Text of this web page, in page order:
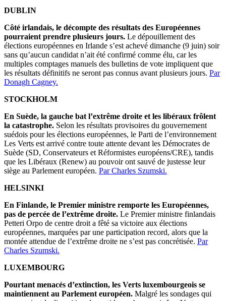
DUBLIN
Côté irlandais, le décompte des résultats des Européennes
pourraient prendre plusieurs jours. Le dépouillement des
élections européennes en Irlande s’est achevé dimanche (9 juin) soir
sans qu’aucun candidat n’ait été confirmé comme élu, car les
multiples comptages manuels des bulletins de vote impliquent que
les résultats définitifs ne seront pas connus avant plusieurs jours. Par
Donagh Cagney.
STOCKHOLM
En Suède, la gauche bat l’extrême droite et les libéraux frôlent
la catastrophe. Selon les résultats provisoires du gouvernement
suédois pour les élections européennes, le Parti de l’environnement
Les Verts est arrivé contre toute attente devant les Démocrates de
Suède (SD, Conservateurs et Réformistes européens/CRE), tandis
que les Libéraux (Renew) au pouvoir ont sauvé de justesse leur
siège au Parlement européen. Par Charles Szumski.
HELSINKI
En Finlande, le Premier ministre remporte les Européennes,
pas de percée de l’extrême droite. Le Premier ministre finlandais
Petteri Orpo de centre droit a fêté sa victoire aux élections
européennes, marquées par une participation record, alors que la
montée attendue de l’extrême droite ne s’est pas concrétisée. Par
Charles Szumski.
LUXEMBOURG
Pourtant menacés d’extinction, les Verts luxembourgeois se
maintiennent au Parlement européen. Malgré les sondages qui